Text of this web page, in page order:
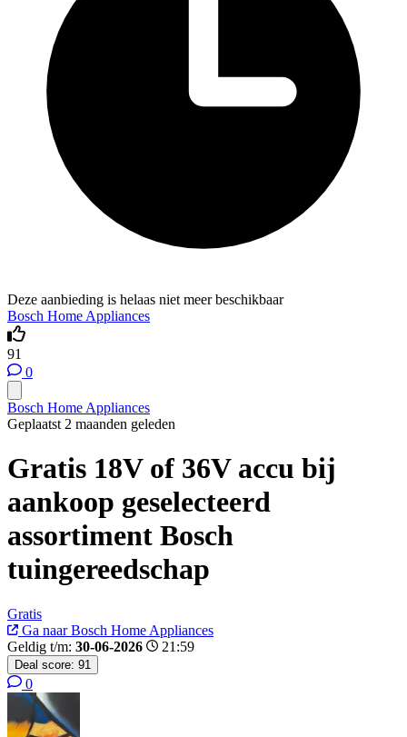
Deze aanbieding is helaas niet meer beschikbaar
Bosch Home Appliances
91
0
Bosch Home Appliances
Geplaatst 2 maanden geleden
Gratis 18V of 36V accu bij
aankoop geselecteerd
assortiment Bosch
tuingereedschap
Gratis
Ga naar Bosch Home Appliances
Geldig t/m: 30-06-2026 21:59
Deal score: 91
0